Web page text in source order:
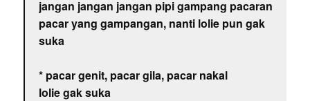
jangan jangan jangan pipi gampang pacaran
pacar yang gampangan, nanti lolie pun gak
suka
* pacar genit, pacar gila, pacar nakal
lolie gak suka